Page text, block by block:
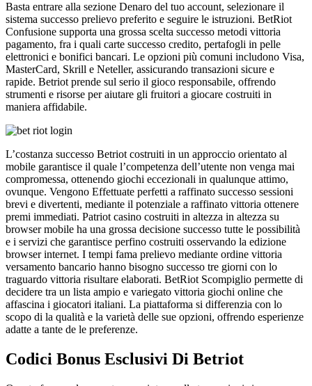
Basta entrare alla sezione Denaro del tuo account, selezionare il
sistema successo prelievo preferito e seguire le istruzioni. BetRiot
Confusione supporta una grossa scelta successo metodi vittoria
pagamento, fra i quali carte successo credito, pertafogli in pelle
elettronici e bonifici bancari. Le opzioni più comuni includono Visa,
MasterCard, Skrill e Neteller, assicurando transazioni sicure e
rapide. Betriot prende sul serio il gioco responsabile, offrendo
strumenti e risorse per aiutare gli fruitori a giocare costruiti in
maniera affidabile.
L’costanza successo Betriot costruiti in un approccio orientato al
mobile garantisce il quale l’competenza dell’utente non venga mai
compromessa, ottenendo giochi eccezionali in qualunque attimo,
ovunque. Vengono Effettuate perfetti a raffinato successo sessioni
brevi e divertenti, mediante il potenziale a raffinato vittoria ottenere
premi immediati. Patriot casino costruiti in altezza in altezza su
browser mobile ha una grossa decisione successo tutte le possibilità
e i servizi che garantisce perfino costruiti osservando la edizione
browser internet. I tempi fama prelievo mediante ordine vittoria
versamento bancario hanno bisogno successo tre giorni con lo
traguardo vittoria risultare elaborati. BetRiot Scompiglio permette di
decidere tra un lista ampio e variegato vittoria giochi online che
affascina i giocatori italiani. La piattaforma si differenzia con lo
scopo di la qualità e la varietà delle sue opzioni, offrendo esperienze
adatte a tante de le preferenze.
Codici Bonus Esclusivi Di Betriot